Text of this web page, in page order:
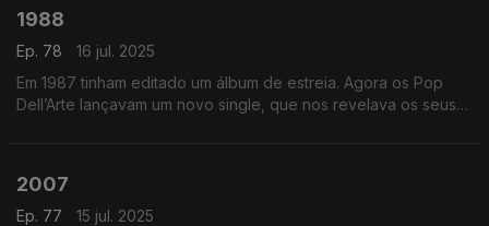
1988
Ep. 78
16 jul. 2025
Em 1987 tinham editado um álbum de estreia. Agora os Pop
Dell’Arte lançavam um novo single, que nos revelava os seus
2007
Ep. 77
15 jul. 2025